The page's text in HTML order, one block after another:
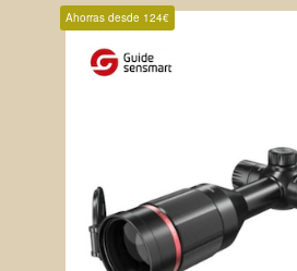
original
Ahorras desde 124€